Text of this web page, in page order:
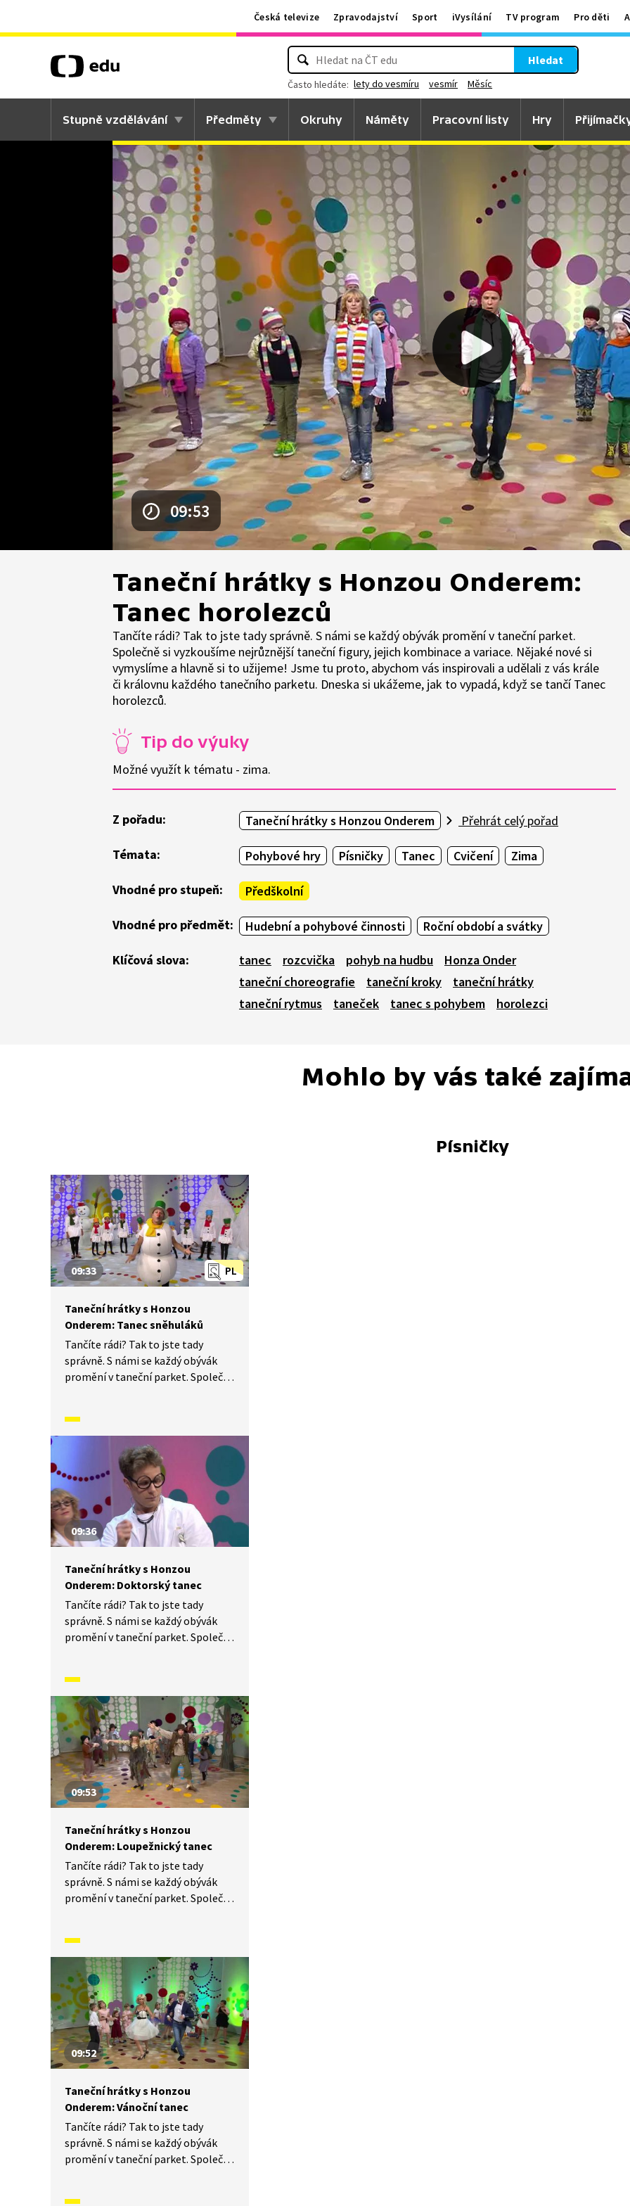
Česká televize Zpravodajství Sport iVysílání TV program Pro děti
Hledat
Často hledáte: lety do vesmíru vesmír Měsíc
Stupně vzdělávání Předměty Okruhy Náměty Pracovní listy Hry
09:53
Taneční hrátky s Honzou Onderem:
Tanec horolezců
Tančíte rádi? Tak to jste tady správně. S námi se každý obývák promění v taneční parket.
Společně si vyzkoušíme nejrůznější taneční figury, jejich kombinace a variace. Nějaké nové si
vymyslíme a hlavně si to užijeme! Jsme tu proto, abychom vás inspirovali a udělali z vás krále
či královnu každého tanečního parketu. Dneska si ukážeme, jak to vypadá, když se tančí Tanec
horolezců.
Tip do výuky
Možné využít k tématu - zima.
Z pořadu: Taneční hrátky s Honzou Onderem Přehrát celý pořad
Témata: Pohybové hry Písničky Tanec Cvičení Zima
Vhodné pro stupeň: Předškolní
Vhodné pro předmět: Hudební a pohybové činnosti Roční období a svátky
Klíčová slova: tanec rozcvička pohyb na hudbu
Honza Onder
taneční choreografie
taneční kroky
taneční hrátky
taneční rytmus
taneček tanec s pohybem horolezci
Mohlo by vás také
Písničky
PL
09:33
Taneční hrátky s Honzou
Onderem: Tanec sněhuláků
Tančíte rádi? Tak to jste tady
správně. S námi se každý obývák
promění v taneční parket. Společně
nějaké nové si vymyslíme a hlavně
si to užijeme! Jsme tu proto,
abychom vás inspirovali a udělali
z vás krále či královnu každého
tanečního parketu. Dneska si
ukážeme, jak to vypadá, když se
tančí tanec sněhuláků.
09:36
Taneční hrátky s Honzou
Onderem: Doktorský tanec
Tančíte rádi? Tak to jste tady
správně. S námi se každý obývák
promění v taneční parket. Společně
Nějaké nové si vymyslíme a hlavně
si to užijeme! Jsme tu proto,
abychom vás inspirovali a udělali
z vás krále či královnu každého
tanečního parketu. Dneska si
ukážeme, jak to vypadá, když se
tančí Doktorský tanec.
09:53
Taneční hrátky s Honzou
Onderem: Loupežnický tanec
Tančíte rádi? Tak to jste tady
správně. S námi se každý obývák
promění v taneční parket. Společně
Nějaké nové si vymyslíme a hlavně
si to užijeme! Jsme tu proto,
abychom vás inspirovali a udělali
z vás krále či královnu každého
tanečního parketu. Dneska si
ukážeme, jak to vypadá, když se
tančí Loupežnický tanec.
09:52
Taneční hrátky s Honzou
Onderem: Vánoční tanec
Tančíte rádi? Tak to jste tady
správně. S námi se každý obývák
promění v taneční parket. Společně